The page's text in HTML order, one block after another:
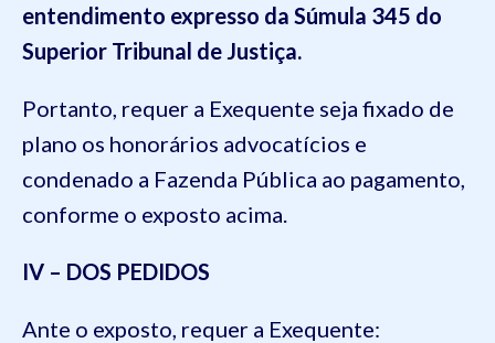
entendimento expresso da Súmula 345 do
Superior Tribunal de Justiça.
Portanto, requer a Exequente seja fixado de
plano os honorários advocatícios e
condenado a Fazenda Pública ao pagamento,
conforme o exposto acima.
IV – DOS PEDIDOS
Ante o exposto, requer a Exequente: